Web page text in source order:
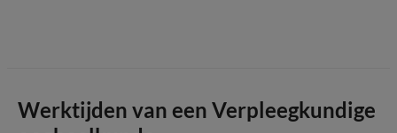
Werktijden van een Verpleegkundige